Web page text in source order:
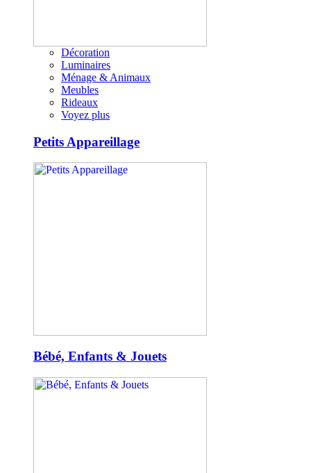
Décoration
Luminaires
Ménage & Animaux
Meubles
Rideaux
Voyez plus
Petits Appareillage
Bébé, Enfants & Jouets